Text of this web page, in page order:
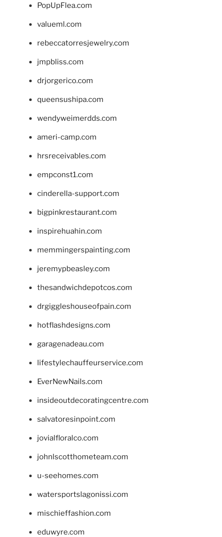
PopUpFlea.com
valueml.com
rebeccatorresjewelry.com
jmpbliss.com
drjorgerico.com
queensushipa.com
wendyweimerdds.com
ameri-camp.com
hrsreceivables.com
empconst1.com
cinderella-support.com
bigpinkrestaurant.com
inspirehuahin.com
memmingerspainting.com
jeremypbeasley.com
thesandwichdepotcos.com
drgiggleshouseofpain.com
hotflashdesigns.com
garagenadeau.com
lifestylechauffeurservice.com
EverNewNails.com
insideoutdecoratingcentre.com
salvatoresinpoint.com
jovialfloralco.com
johnlscotthometeam.com
u-seehomes.com
watersportslagonissi.com
mischieffashion.com
eduwyre.com